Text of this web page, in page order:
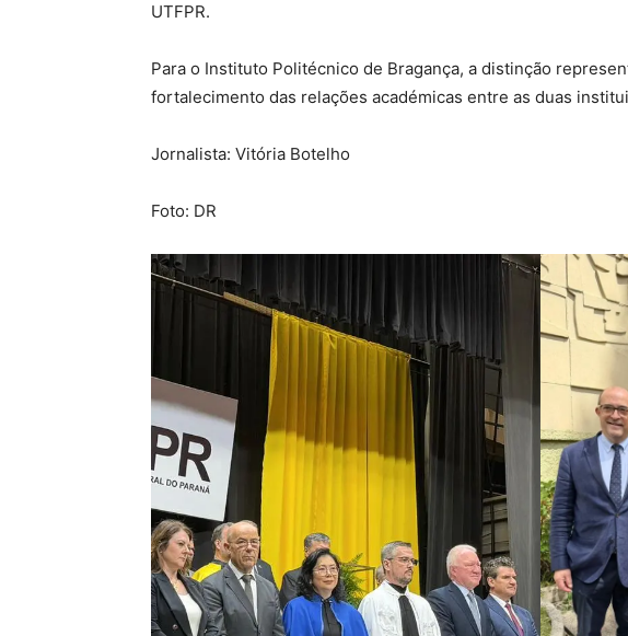
UTFPR.
Para o Instituto Politécnico de Bragança, a distinção
fortalecimento das relações académicas entre as duas
Jornalista: Vitória Botelho
Foto: DR